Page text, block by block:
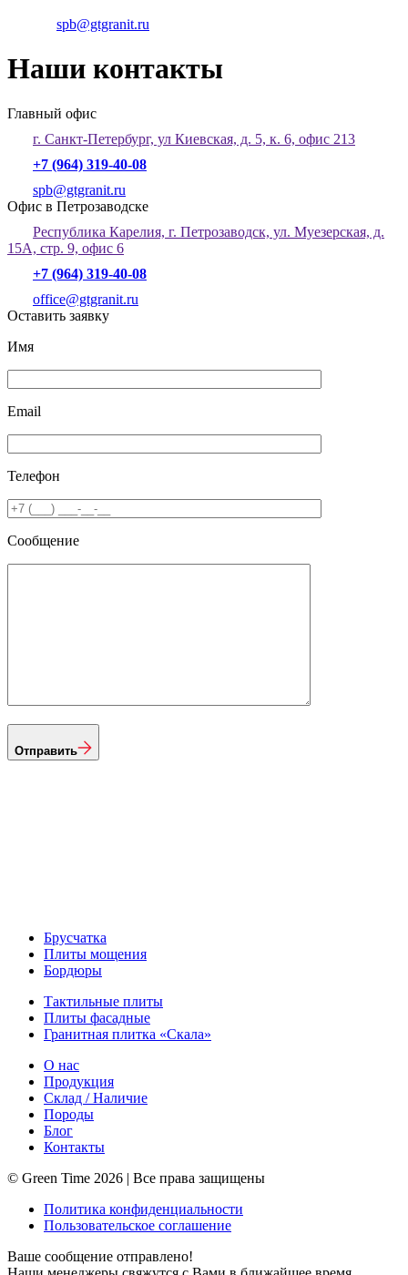
spb@gtgranit.ru
Наши контакты
Главный офис
г. Санкт-Петербург, ул Киевская, д. 5, к. 6, офис 213
+7 (964) 319-40-08
spb@gtgranit.ru
Офис в Петрозаводске
Республика Карелия, г. Петрозаводск, ул. Муезерская, д.
15А, стр. 9, офис 6
+7 (964) 319-40-08
office@gtgranit.ru
Оставить заявку
Имя
Email
Телефон
Сообщение
Отправить
Брусчатка
Плиты мощения
Бордюры
Тактильные плиты
Плиты фасадные
Гранитная плитка «Скала»
О нас
Продукция
Склад / Наличие
Породы
Блог
Контакты
© Green Time 2026 | Все права защищены
Политика конфиденциальности
Пользовательское соглашение
Ваше сообщение отправлено!